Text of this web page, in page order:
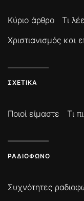
Κύριο άρθρο Τι
Χριστιανισμός και
ΣΧΕΤΙΚΆ
Ποιοί είμαστε Τι
ΡΑΔΙΌΦΩΝΟ
Συχνότητες